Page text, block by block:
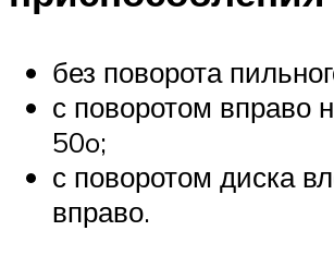
без поворота
с поворотом вправо
50o;
с поворотом диска
вправо.